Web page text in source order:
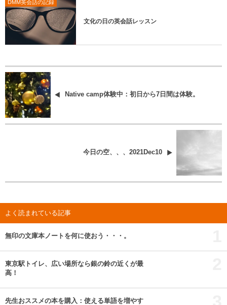
DMM英会話の記録
文化の日の英会話レッスン
Native camp体験中：初日から7日間は体験。
今日の空、、、2021Dec10
よく読まれている記事
無印の文庫本ノートを何に使おう・・・。
東京駅トイレ、広い場所なら銀の鈴の近くが最
高！
先生おススメの本を購入：使える単語を増やす